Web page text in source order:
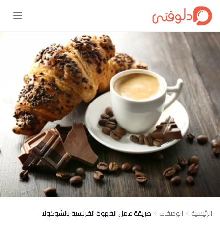
الرئيسية الوصفات طريقة عمل القهوة الفرنسية بالشوكولا